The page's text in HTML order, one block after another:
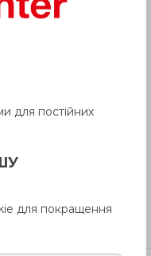
для постійних
для покращення